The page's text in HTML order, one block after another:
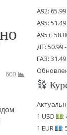
600
А92:
А95:
А95+:
ДТ: 50.99
ГАЗ:
1 USD
:
1 EUR
: